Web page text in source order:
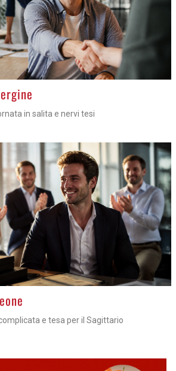
in salita e nervi tesi
e tesa per il Sagittario